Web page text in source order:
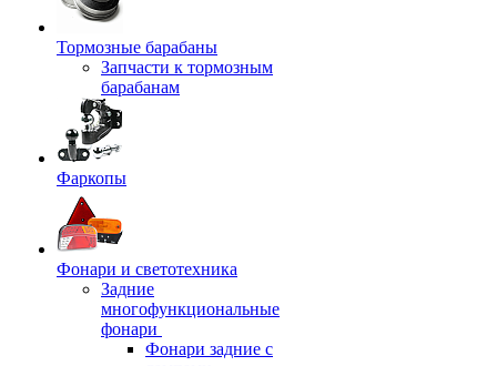
Тормозные барабаны
Запчасти к тормозным
барабанам
Фаркопы
Фонари и светотехника
Задние
многофункциональные
фонари
Фонари задние с